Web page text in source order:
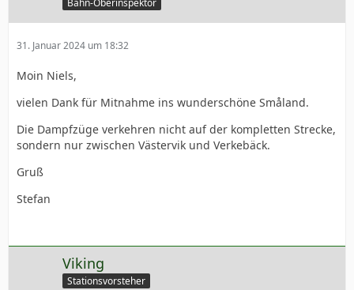
Bahn-Oberinspektor
31. Januar 2024 um 18:32
Moin Niels,
vielen Dank für Mitnahme ins wunderschöne Småland.
Die Dampfzüge verkehren nicht auf der kompletten Strecke,
sondern nur zwischen Västervik und Verkebäck.
Gruß
Stefan
Viking
Stationsvorsteher